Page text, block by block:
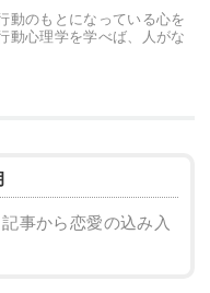
動のもとになっている心を
動心理学を学べば、人がな
事から恋愛の込み入